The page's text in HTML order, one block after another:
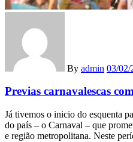
By admin 03/02/
Previas carnavalescas
Já tivemos o inicio do esquenta
do país – o Carnaval – que
e região metropolitana. Neste